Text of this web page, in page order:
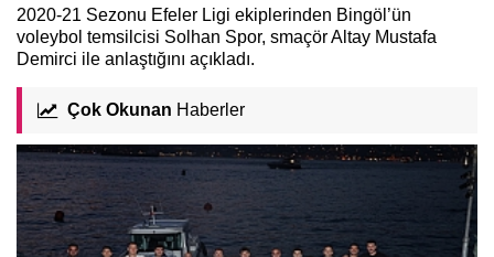
2020-21 Sezonu Efeler Ligi ekiplerinden Bingöl’ün
voleybol temsilcisi Solhan Spor, smaçör Altay Mustafa
Demirci ile anlaştığını açıkladı.
Çok Okunan Haberler